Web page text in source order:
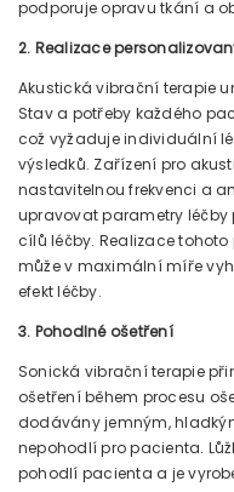
podporuje opravu tkání a
2. Realizace
Akustická vibrační terapie
Stav a potřeby každého
což vyžaduje individuální
výsledků. Zařízení pro
nastavitelnou frekvenci a
upravovat parametry
cílů léčby. Realizace
může v maximální míře
efekt léčby.
3. Pohodlné ošetření
Sonická vibrační terapie
ošetření během procesu
dodávány jemným,
nepohodlí pro pacienta.
pohodlí pacienta a je